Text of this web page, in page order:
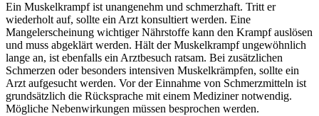
Ein Muskelkrampf ist unangenehm und schmerzhaft. Tritt er
wiederholt auf, sollte ein Arzt konsultiert werden. Eine
Mangelerscheinung wichtiger Nährstoffe kann den Krampf auslösen
und muss abgeklärt werden. Hält der Muskelkrampf ungewöhnlich
lange an, ist ebenfalls ein Arztbesuch ratsam. Bei zusätzlichen
Schmerzen oder besonders intensiven Muskelkrämpfen, sollte ein
Arzt aufgesucht werden. Vor der Einnahme von Schmerzmitteln ist
grundsätzlich die Rücksprache mit einem Mediziner notwendig.
Mögliche Nebenwirkungen müssen besprochen werden.